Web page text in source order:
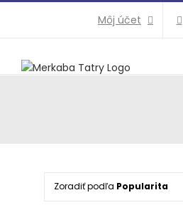
Môj účet
Zoradiť podľa Popularita